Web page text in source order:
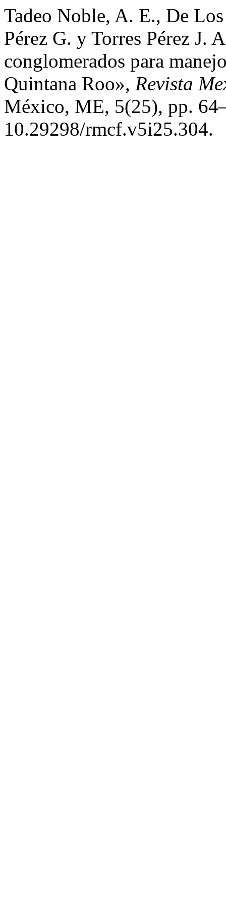
Tadeo Noble, A. E., De
Pérez G. y Torres Pérez J.
conglomerados para
Quintana Roo», Revista
México, ME, 5(25), pp.
10.29298/rmcf.v5i25.304.